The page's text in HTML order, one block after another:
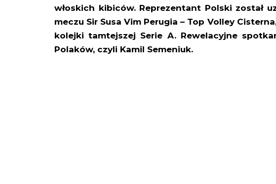
włoskich kibiców. Reprezentant Polski został
meczu Sir Susa Vim Perugia – Top Volley
kolejki tamtejszej Serie A. Rewelacyjne
Polaków, czyli Kamil Semeniuk.